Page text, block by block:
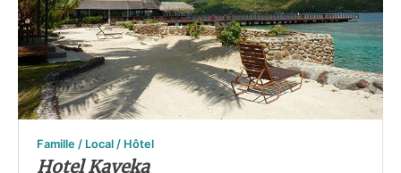
Famille / Local / Hôtel
Hotel Kaveka